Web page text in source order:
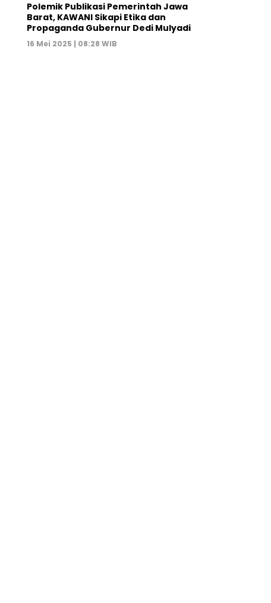
Polemik Publikasi Pemerintah Jawa
Barat, KAWANI Sikapi Etika dan
Propaganda Gubernur Dedi Mulyadi
16 Mei 2025 | 08:28 WIB